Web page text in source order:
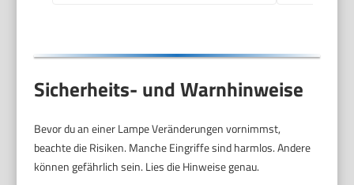
Sicherheits- und Warnhinweise
Bevor du an einer Lampe Veränderungen vornimmst,
beachte die Risiken. Manche Eingriffe sind harmlos. Andere
können gefährlich sein. Lies die Hinweise genau.